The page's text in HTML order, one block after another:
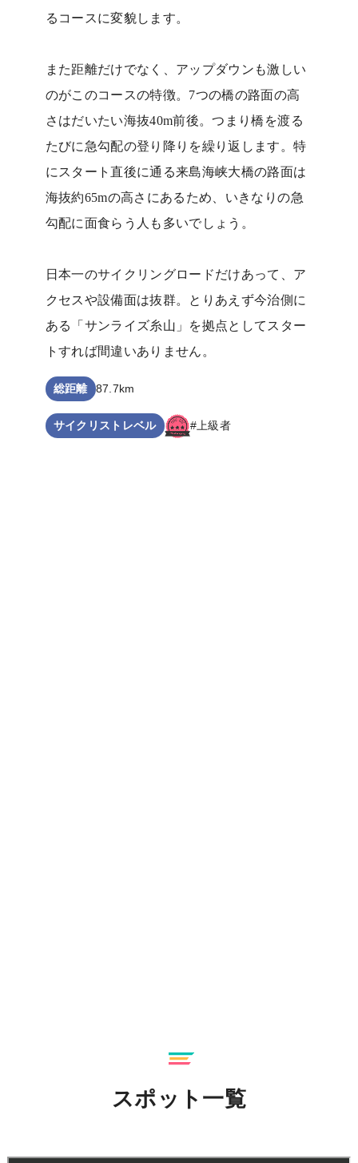
るコースに変貌します。
また距離だけでなく、アップダウンも激しい
のがこのコースの特徴。7つの橋の路面の高
さはだいたい海抜40m前後。つまり橋を渡る
たびに急勾配の登り降りを繰り返します。特
にスタート直後に通る来島海峡大橋の路面は
海抜約65mの高さにあるため、いきなりの急
勾配に面食らう人も多いでしょう。
日本一のサイクリングロードだけあって、ア
クセスや設備面は抜群。とりあえず今治側に
ある「サンライズ糸山」を拠点としてスター
トすれば間違いありません。
総距離 87.7km
サイクリストレベル #上級者
スポット一覧